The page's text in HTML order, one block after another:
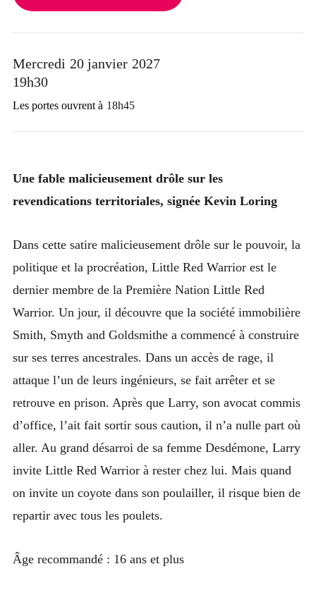
Mercredi 20 janvier 2027
19h30
Les portes ouvrent à 18h45
Une fable malicieusement drôle sur les
revendications territoriales, signée Kevin Loring
Dans cette satire malicieusement drôle sur le pouvoir, la
politique et la procréation, Little Red Warrior est le
dernier membre de la Première Nation Little Red
Warrior. Un jour, il découvre que la société immobilière
Smith, Smyth and Goldsmithe a commencé à construire
sur ses terres ancestrales. Dans un accès de rage, il
attaque l’un de leurs ingénieurs, se fait arrêter et se
retrouve en prison. Après que Larry, son avocat commis
d’office, l’ait fait sortir sous caution, il n’a nulle part où
aller. Au grand désarroi de sa femme Desdémone, Larry
invite Little Red Warrior à rester chez lui. Mais quand
on invite un coyote dans son poulailler, il risque bien de
repartir avec tous les poulets.
Âge recommandé : 16 ans et plus